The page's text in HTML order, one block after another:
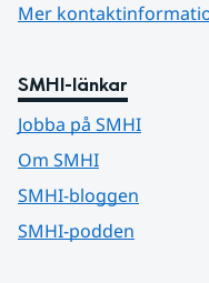
Mer
SMHI-länkar
Jobba på SMHI
Om SMHI
SMHI-bloggen
SMHI-podden